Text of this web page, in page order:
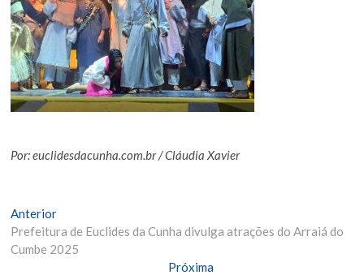
Por: euclidesdacunha.com.br / Cláudia Xavier
Navegação
de
AnteriorMatéria
Anterior:
Prefeitura de Euclides da Cunha divulga atrações do Arraiá do
Cumbe 2025
PróximaPróxima